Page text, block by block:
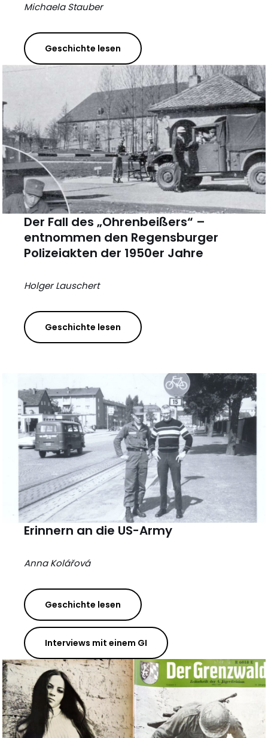
Michaela Stauber
Geschichte lesen
Der Fall des „Ohrenbeißers“ –
entnommen den Regensburger
Polizeiakten der 1950er Jahre
Holger Lauschert
Geschichte lesen
Erinnern an die US-Army
Anna Kolářová
Geschichte lesen
Interviews mit einem GI